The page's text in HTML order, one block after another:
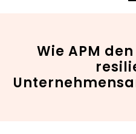
Wie APM